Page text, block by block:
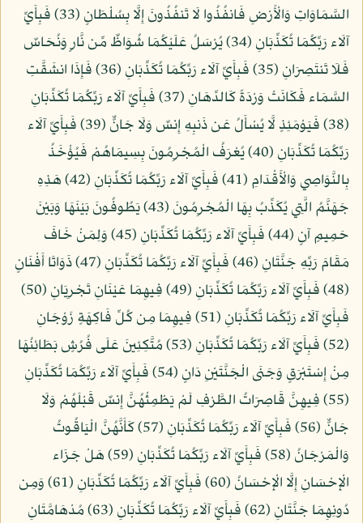
السَّمَاوَاتِ وَالْأَرْضِ فَانفُذُوا لَا تَنفُذُونَ إِلَّا بِسُلْطَانٍ (33) فَبِأَيِّ
آلَاء رَبِّكُمَا تُكَذِّبَانِ (34) يُرْسَلُ عَلَيْكُمَا شُوَاظٌ مِّن نَّارٍ وَنُحَاسٌ
فَلَا تَنتَصِرَانِ (35) فَبِأَيِّ آلَاء رَبِّكُمَا تُكَذِّبَانِ (36) فَإِذَا انشَقَّتِ
السَّمَاء فَكَانَتْ وَرْدَةً كَالدِّهَانِ (37) فَبِأَيِّ آلَاء رَبِّكُمَا تُكَذِّبَانِ
(38) فَيَوْمَئِذٍ لَّا يُسْأَلُ عَن ذَنبِهِ إِنسٌ وَلَا جَانٌّ (39) فَبِأَيِّ آلَاء
رَبِّكُمَا تُكَذِّبَانِ (40) يُعْرَفُ الْمُجْرِمُونَ بِسِيمَاهُمْ فَيُؤْخَذُ
بِالنَّوَاصِي وَالْأَقْدَامِ (41) فَبِأَيِّ آلَاء رَبِّكُمَا تُكَذِّبَانِ (42) هَذِهِ
جَهَنَّمُ الَّتِي يُكَذِّبُ بِهَا الْمُجْرِمُونَ (43) يَطُوفُونَ بَيْنَهَا وَبَيْنَ
حَمِيمٍ آنٍ (44) فَبِأَيِّ آلَاء رَبِّكُمَا تُكَذِّبَانِ (45) وَلِمَنْ خَافَ
مَقَامَ رَبِّهِ جَنَّتَانِ (46) فَبِأَيِّ آلَاء رَبِّكُمَا تُكَذِّبَانِ (47) ذَوَاتَا أَفْنَانٍ
(48) فَبِأَيِّ آلَاء رَبِّكُمَا تُكَذِّبَانِ (49) فِيهِمَا عَيْنَانِ تَجْرِيَانِ (50)
فَبِأَيِّ آلَاء رَبِّكُمَا تُكَذِّبَانِ (51) فِيهِمَا مِن كُلِّ فَاكِهَةٍ زَوْجَانِ
(52) فَبِأَيِّ آلَاء رَبِّكُمَا تُكَذِّبَانِ (53) مُتَّكِئِينَ عَلَى فُرُشٍ بَطَائِنُهَا
مِنْ إِسْتَبْرَقٍ وَجَنَى الْجَنَّتَيْنِ دَانٍ (54) فَبِأَيِّ آلَاء رَبِّكُمَا تُكَذِّبَانِ
(55) فِيهِنَّ قَاصِرَاتُ الطَّرْفِ لَمْ يَطْمِثْهُنَّ إِنسٌ قَبْلَهُمْ وَلَا
جَانٌّ (56) فَبِأَيِّ آلَاء رَبِّكُمَا تُكَذِّبَانِ (57) كَأَنَّهُنَّ الْيَاقُوتُ
وَالْمَرْجَانُ (58) فَبِأَيِّ آلَاء رَبِّكُمَا تُكَذِّبَانِ (59) هَلْ جَزَاء
الْإِحْسَانِ إِلَّا الْإِحْسَانُ (60) فَبِأَيِّ آلَاء رَبِّكُمَا تُكَذِّبَانِ (61) وَمِن
دُونِهِمَا جَنَّتَانِ (62) فَبِأَيِّ آلَاء رَبِّكُمَا تُكَذِّبَانِ (63) مُدْهَامَّتَانِ